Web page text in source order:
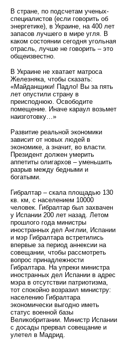
В стране, по подсчетам ученых-
специалистов (если говорить об
энергетике), в Украине, на 400 лет
запасов лучшего в мире угля. В
каком состоянии сегодня угольная
отрасль, лучше не говорить – это
общеизвестно.
В Украине не хватает матроса
Железняка, чтобы сказать:
«Майданщики! Падло! Вы за пять
лет опустили страну в
преисподнюю. Освободите
помещение. Иначе караул возьмет
наизготовку…»
Развитие реальной экономики
зависит от новых людей в
экономике, а значит, во власти.
Президент должен умерить
аппетиты олигархов – уменьшить
разрыв между бедными и
богатыми.
Гибралтар – скала площадью 130
кв. км, с населением 10000
человек. Гибралтар был захвачен
у Испании 200 лет назад. Летом
прошлого года министры
иностранных дел Англии, Испании
и мэр Гибралтара встретились
впервые за период аннексии на
совещании, чтобы рассмотреть
вопрос принадлежности
Гибралтара. На упреки министра
иностранных дел Испании в адрес
мэра в отсутствии патриотизма,
тот спокойно возразил министру:
населению Гибралтара
экономически выгодно иметь
статус военной базы
Великобритании. Министр Испании
с досады прервал совещание и
улетел в Мадрид.